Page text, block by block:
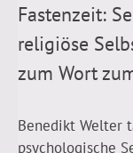
Fastenzeit:
religiöse
zum Wort
Benedikt Welter
psychologische